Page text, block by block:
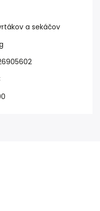
a sekáčov